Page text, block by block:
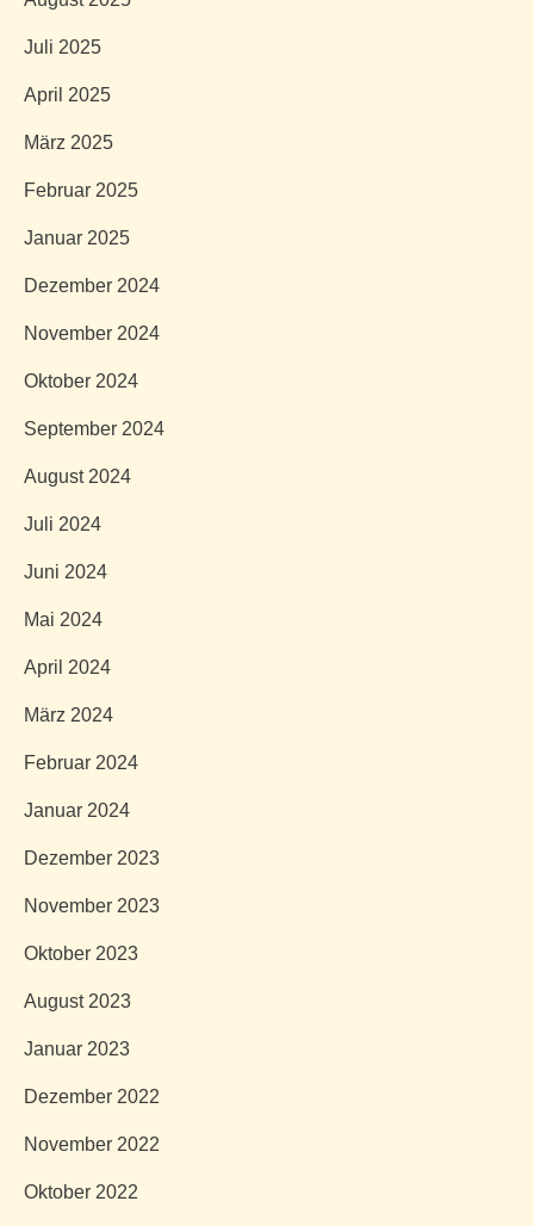
Juli 2025
April 2025
März 2025
Februar 2025
Januar 2025
Dezember 2024
November 2024
Oktober 2024
September 2024
August 2024
Juli 2024
Juni 2024
Mai 2024
April 2024
März 2024
Februar 2024
Januar 2024
Dezember 2023
November 2023
Oktober 2023
August 2023
Januar 2023
Dezember 2022
November 2022
Oktober 2022